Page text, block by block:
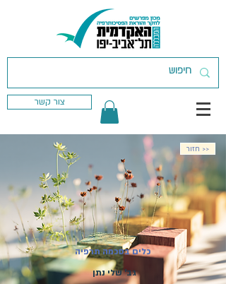
צור קשר
חזור >>
כלים בסכמה תרפיה
גב' שלי נתן